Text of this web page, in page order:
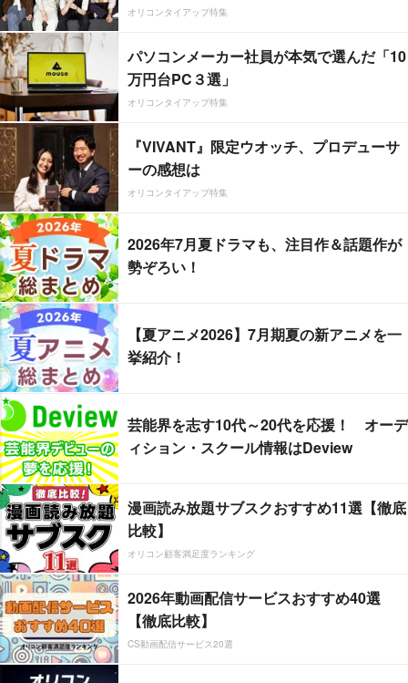
オリコンタイアップ特集
パソコンメーカー社員が本気で選んだ「10
万円台PC３選」
オリコンタイアップ特集
『VIVANT』限定ウオッチ、プロデューサ
ーの感想は
オリコンタイアップ特集
2026年7月夏ドラマも、注目作＆話題作が
勢ぞろい！
【夏アニメ2026】7月期夏の新アニメを一
挙紹介！
芸能界を志す10代～20代を応援！ オーデ
ィション・スクール情報はDeview
漫画読み放題サブスクおすすめ11選【徹底
比較】
オリコン顧客満足度ランキング
2026年動画配信サービスおすすめ40選
【徹底比較】
CS動画配信サービス20選